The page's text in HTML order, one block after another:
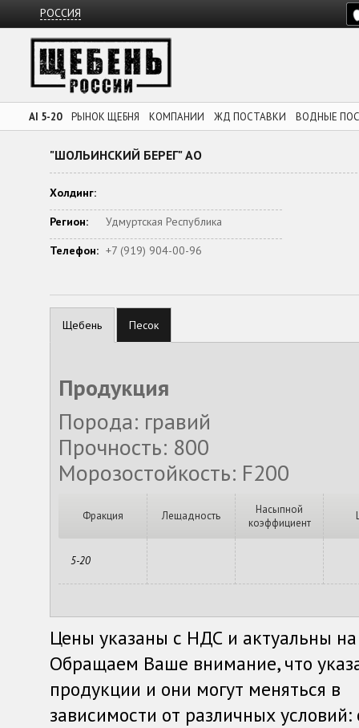
РОССИЯ
AI 5-20 РЫНОК ЩЕБНЯ КОМПАНИИ ЖД ПОСТАВКИ ВОДНЫЕ
"ШОЛЬИНСКИЙ БЕРЕГ" АО
Холдинг:
Регион:
Удмуртская Республика
Телефон: +7 (919) 904-00-96
Щебень Песок
Продукция
Порода: гравий
Прочность: 800
Морозостойкость: F200
Фракция Лещадность
Насыпной
коэффициент
5-20
Цены указаны с НДС и актуальны
Обращаем Ваше внимание, что
продукции и они могут меняться в
зависимости от различных